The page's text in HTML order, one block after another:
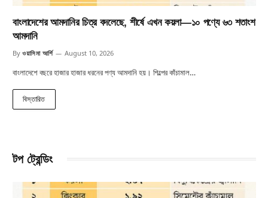
বাংলাদেশের আমদানির চিত্র বদলেছে, শীর্ষে এখন কয়লা—১০ পণ্যে ৬৩ শতাংশ
আমদানি
By ওয়াসিমা আর্শি August 10, 2026
বাংলাদেশে বছরে হাজার হাজার ধরনের পণ্য আমদানি হয়। শিল্পের কাঁচামাল…
বিস্তারিত
টপ ট্রেন্ডিং